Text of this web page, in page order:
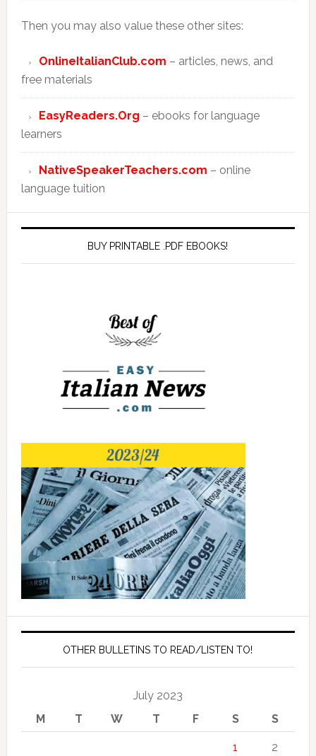
Then you may also value these other sites:
OnlineItalianClub.com – articles, news, and
free materials
EasyReaders.Org – ebooks for language
learners
NativeSpeakerTeachers.com – online
language tuition
BUY PRINTABLE .PDF EBOOKS!
OTHER BULLETINS TO READ/LISTEN TO!
July 2023
M
T W T F S S
1 2